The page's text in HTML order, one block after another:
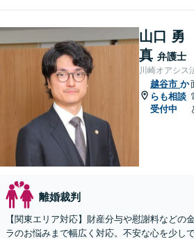
山口 勇
真 弁護士
川崎オアシス
越谷市 か
らも相談
受付中
離婚裁判
【関東エリア対応】財産分与や慰謝料などの
ラのお悩みまで幅広く対応。不安な心を少し